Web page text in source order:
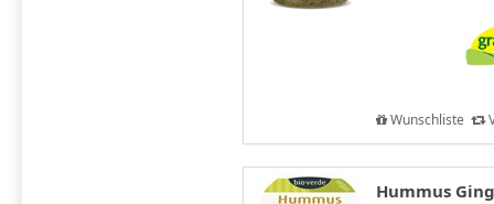
Wunschliste
Hummus